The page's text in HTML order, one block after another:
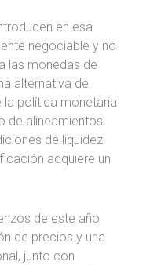
en esa
negociable y no
las monedas de
alternativa de
la política monetaria
de alineamientos
de liquidez
adquiere un
de este año
de precios y una
junto con